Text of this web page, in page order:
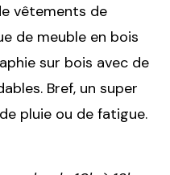
vêtements de
de meuble en bois
sur bois avec de
Bref, un super
pluie ou de fatigue.